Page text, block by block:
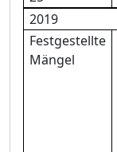
2019
Festgestellte
Mängel